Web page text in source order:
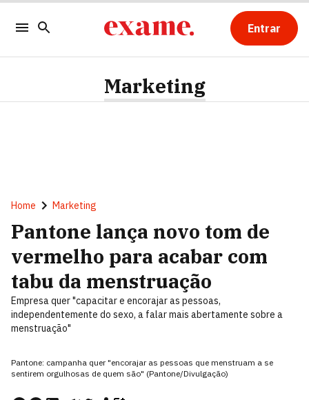
Entrar
Marketing
Home Marketing
Pantone lança novo tom de
vermelho para acabar com
tabu da menstruação
Empresa quer "capacitar e encorajar as pessoas,
independentemente do sexo, a falar mais abertamente sobre a
menstruação"
Pantone: campanha quer "encorajar as pessoas que menstruam a se
sentirem orgulhosas de quem são" (Pantone/Divulgação)